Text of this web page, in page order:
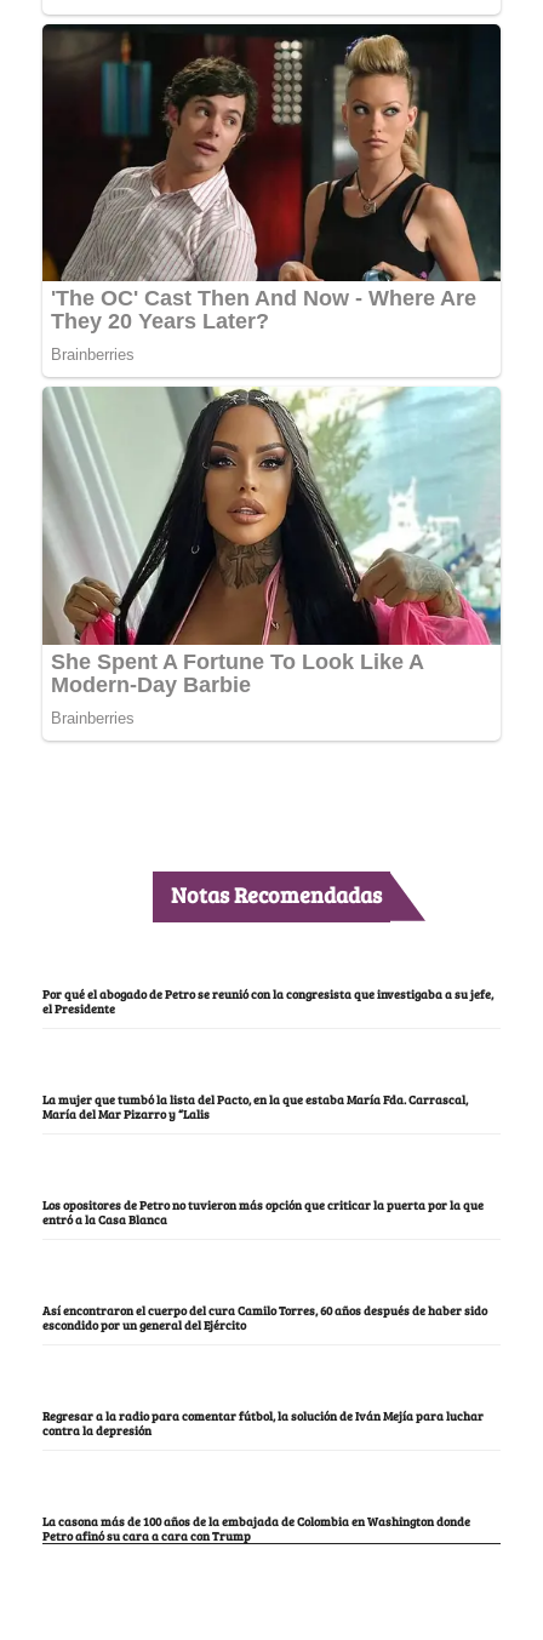
Notas Recomendadas
Por qué el abogado de Petro se reunió con la congresista que investigaba a su jefe,
el Presidente
La mujer que tumbó la lista del Pacto, en la que estaba María Fda. Carrascal,
María del Mar Pizarro y “Lalis
Los opositores de Petro no tuvieron más opción que criticar la puerta por la que
entró a la Casa Blanca
Así encontraron el cuerpo del cura Camilo Torres, 60 años después de haber sido
escondido por un general del Ejército
Regresar a la radio para comentar fútbol, la solución de Iván Mejía para luchar
contra la depresión
La casona más de 100 años de la embajada de Colombia en Washington donde
Petro afinó su cara a cara con Trump